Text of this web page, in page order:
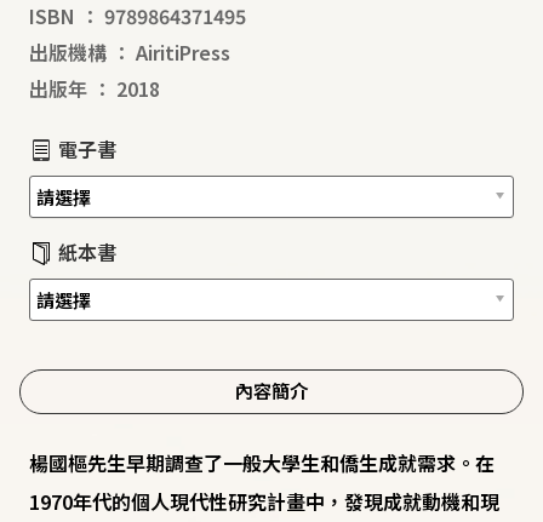
ISBN ： 9789864371495
出版機構 ： AiritiPress
出版年 ： 2018
電子書
紙本書
內容簡介
楊國樞先生早期調查了一般大學生和僑生成就需求。在
1970年代的個人現代性研究計畫中，發現成就動機和現